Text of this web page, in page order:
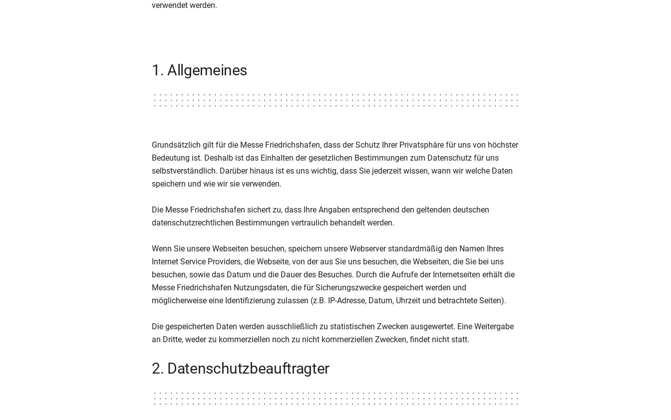
verwendet werden.
1. Allgemeines
Grundsätzlich gilt für die Messe Friedrichshafen, dass der Schutz Ihrer Privatsphäre für uns von höchster
Bedeutung ist. Deshalb ist das Einhalten der gesetzlichen Bestimmungen zum Datenschutz für uns
selbstverständlich. Darüber hinaus ist es uns wichtig, dass Sie jederzeit wissen, wann wir welche Daten
speichern und wie wir sie verwenden.
Die Messe Friedrichshafen sichert zu, dass Ihre Angaben entsprechend den geltenden deutschen
datenschutzrechtlichen Bestimmungen vertraulich behandelt werden.
Wenn Sie unsere Webseiten besuchen, speichern unsere Webserver standardmäßig den Namen Ihres
Internet Service Providers, die Webseite, von der aus Sie uns besuchen, die Webseiten, die Sie bei uns
besuchen, sowie das Datum und die Dauer des Besuches. Durch die Aufrufe der Internetseiten erhält die
Messe Friedrichshafen Nutzungsdaten, die für Sicherungszwecke gespeichert werden und
möglicherweise eine Identifizierung zulassen (z.B. IP-Adresse, Datum, Uhrzeit und betrachtete Seiten).
Die gespeicherten Daten werden ausschließlich zu statistischen Zwecken ausgewertet. Eine Weitergabe
an Dritte, weder zu kommerziellen noch zu nicht kommerziellen Zwecken, findet nicht statt.
2. Datenschutzbeauftragter